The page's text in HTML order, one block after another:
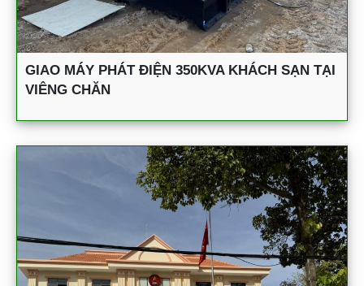
GIAO MÁY PHÁT ĐIỆN 350KVA KHÁCH SẠN TẠI
VIÊNG CHĂN